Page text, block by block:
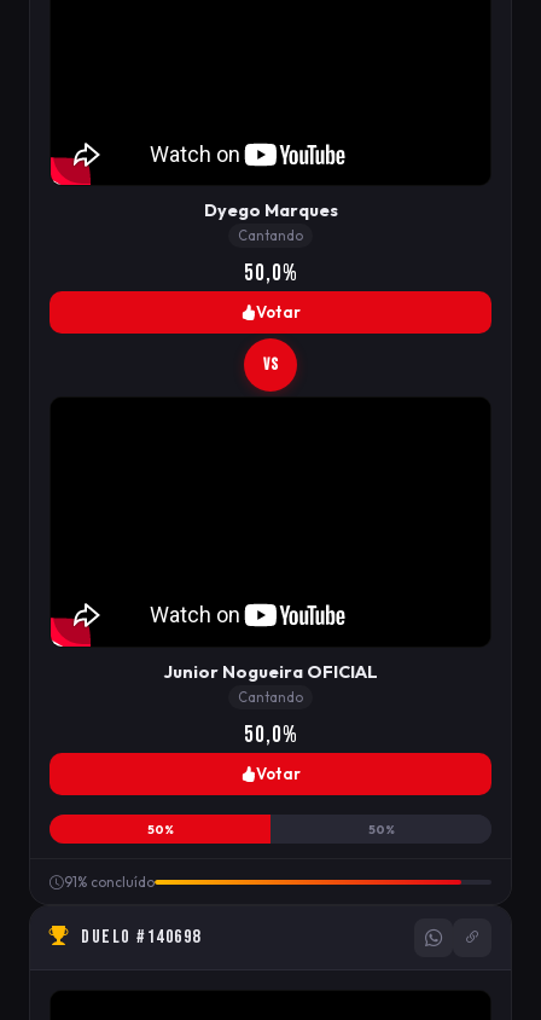
Dyego Marques
Cantando
50,0%
Votar
VS
Junior Nogueira OFICIAL
Cantando
50,0%
Votar
50% 50%
91% concluído
DUELO #140698